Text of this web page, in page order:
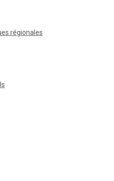
régionales